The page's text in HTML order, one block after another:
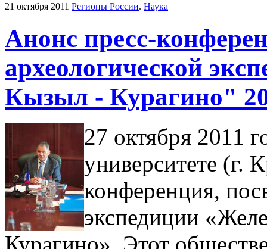
21 октября 2011 Регионы России. Наука
Анонс пресс-
археологической
Кызыл - Курагино"
27 октября 2011
университете (г.
конференция,
экспедиции
Курагино». Этот